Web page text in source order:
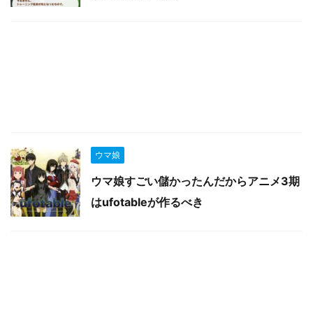
ウマ娘
ウマ娘すごい儲かったんだからアニメ3期
はufotableが作るべき